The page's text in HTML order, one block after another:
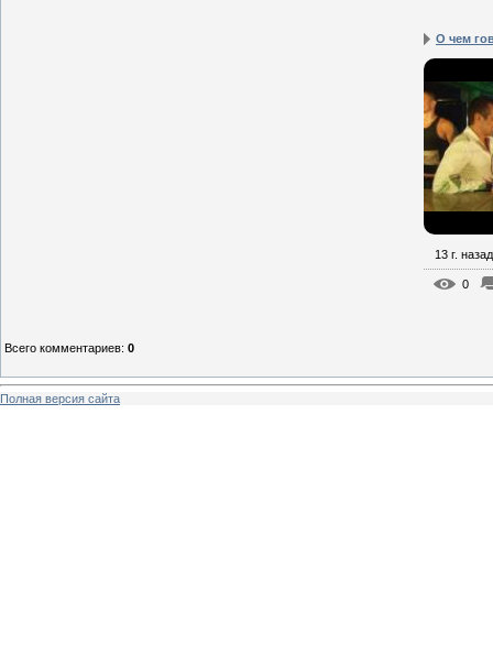
О чем
13 г. назад
0
Всего комментариев: 0
Полная версия сайта